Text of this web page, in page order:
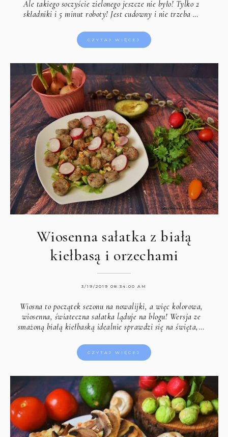
Ale takiego soczyście zielonego jeszcze nie było! Tylko 2
składniki i 5 minut roboty! Jest cudowny i nie trzeba …
CZYTAJ WIĘCEJ
Wiosenna sałatka z białą
kiełbasą i orzechami
3/19/2019 08:34:00 AM
Wiosna to początek sezonu na nowalijki, a więc kolorowa,
wiosenna, świateczna sałatka ląduje na blogu! Wersja ze
smażoną białą kiełbaską idealnie sprawdzi się na święta,…
CZYTAJ WIĘCEJ